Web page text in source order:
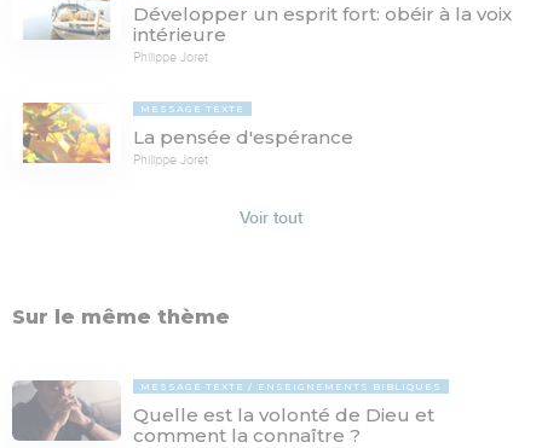
Développer un esprit fort: obéir à la voix
intérieure
Philippe Joret
MESSAGE TEXTE
La pensée d'espérance
Philippe Joret
Voir tout
Sur le même thème
MESSAGE TEXTE ENSEIGNEMENTS BIBLIQUES
Quelle est la volonté de Dieu et
comment la connaître ?